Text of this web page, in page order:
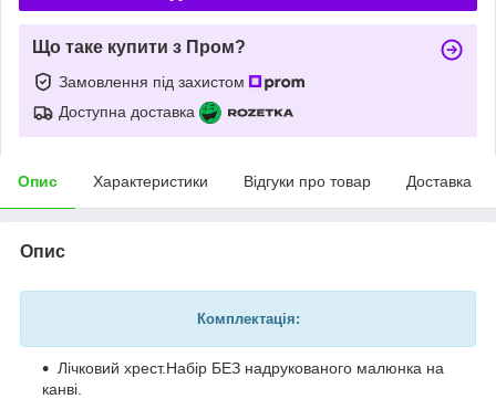
Що таке купити з Пром?
Замовлення під захистом
Доступна доставка
Опис Характеристики Відгуки про товар Доставка
Опис
Комплектація:
Лiчковий хрест.Набiр БЕЗ надрукованого малюнка на
канвi.